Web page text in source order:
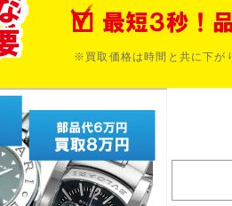
※買取価格は時間と共に下が